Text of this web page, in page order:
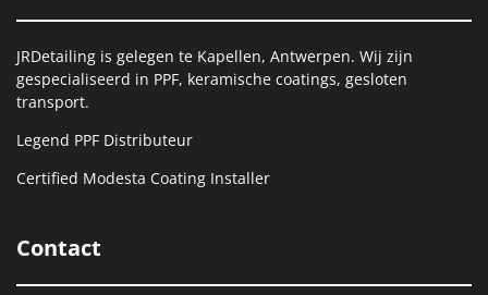
JRDetailing is gelegen te Kapellen, Antwerpen. Wij zijn
gespecialiseerd in PPF, keramische coatings, gesloten
transport.
Legend PPF Distributeur
Certified Modesta Coating Installer
Contact